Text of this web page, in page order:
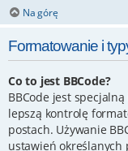
Na górę
Formatowanie i
Co to jest BBCode?
BBCode jest
lepszą kontrolę
postach. Używanie
ustawień określanych